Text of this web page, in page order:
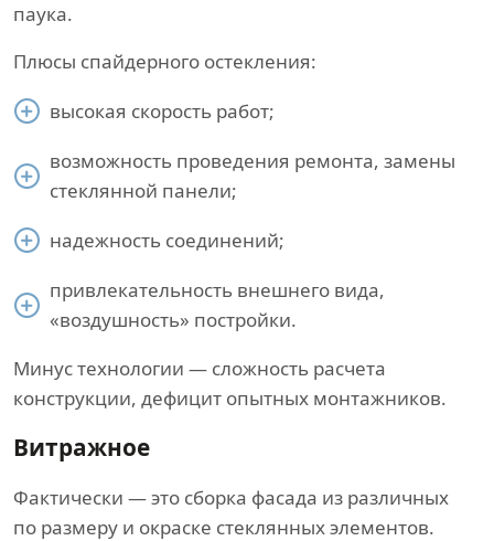
паука.
Плюсы спайдерного остекления:
высокая скорость работ;
возможность проведения ремонта, замены
стеклянной панели;
надежность соединений;
привлекательность внешнего вида,
«воздушность» постройки.
Минус технологии — сложность расчета
конструкции, дефицит опытных монтажников.
Витражное
Фактически — это сборка фасада из различных
по размеру и окраске стеклянных элементов.